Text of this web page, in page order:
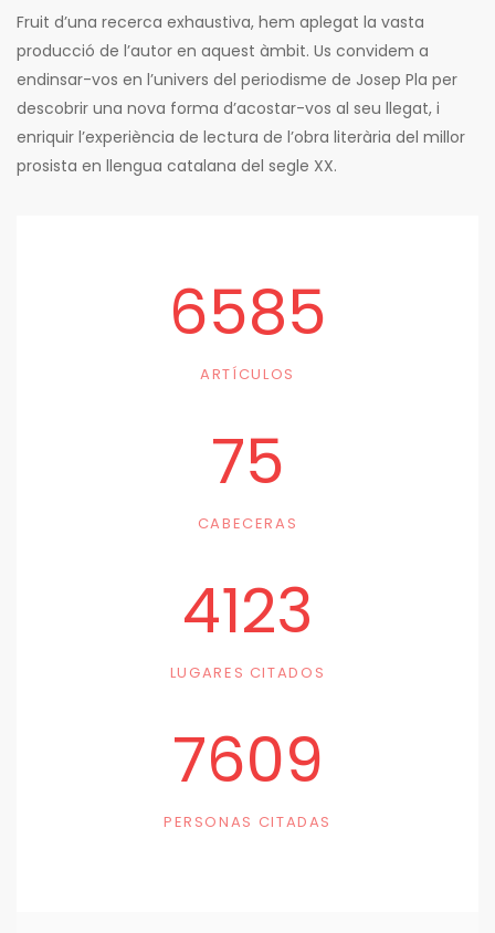
Fruit d’una recerca exhaustiva, hem aplegat la vasta
producció de l’autor en aquest àmbit. Us convidem a
endinsar-vos en l’univers del periodisme de Josep Pla per
descobrir una nova forma d’acostar-vos al seu llegat, i
enriquir l’experiència de lectura de l’obra literària del millor
prosista en llengua catalana del segle XX.
6585
ARTÍCULOS
75
CABECERAS
4123
LUGARES CITADOS
7609
PERSONAS CITADAS